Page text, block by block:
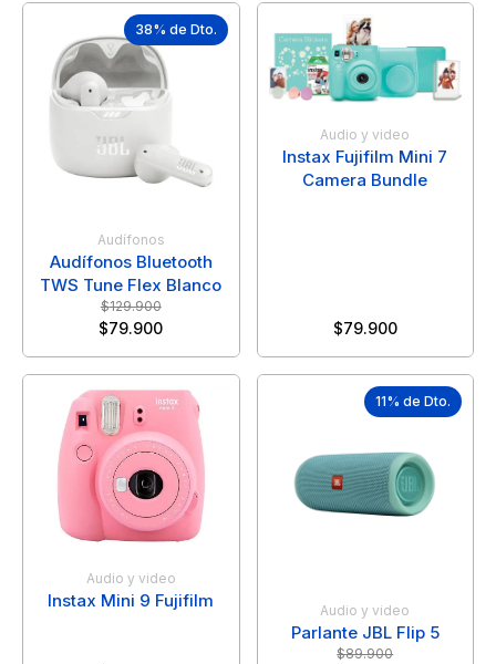
38% de Dto.
Audífonos
Audífonos Bluetooth
TWS Tune Flex Blanco
$129.900
$79.900
Audio y video
Instax Fujifilm Mini 7
Camera Bundle
$79.900
Audio y video
Instax Mini 9 Fujifilm
11% de Dto.
Audio y video
Parlante JBL Flip 5
$89.900